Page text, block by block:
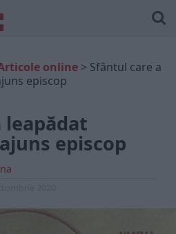
online > Sfântul care a
episcop
leapădat
episcop